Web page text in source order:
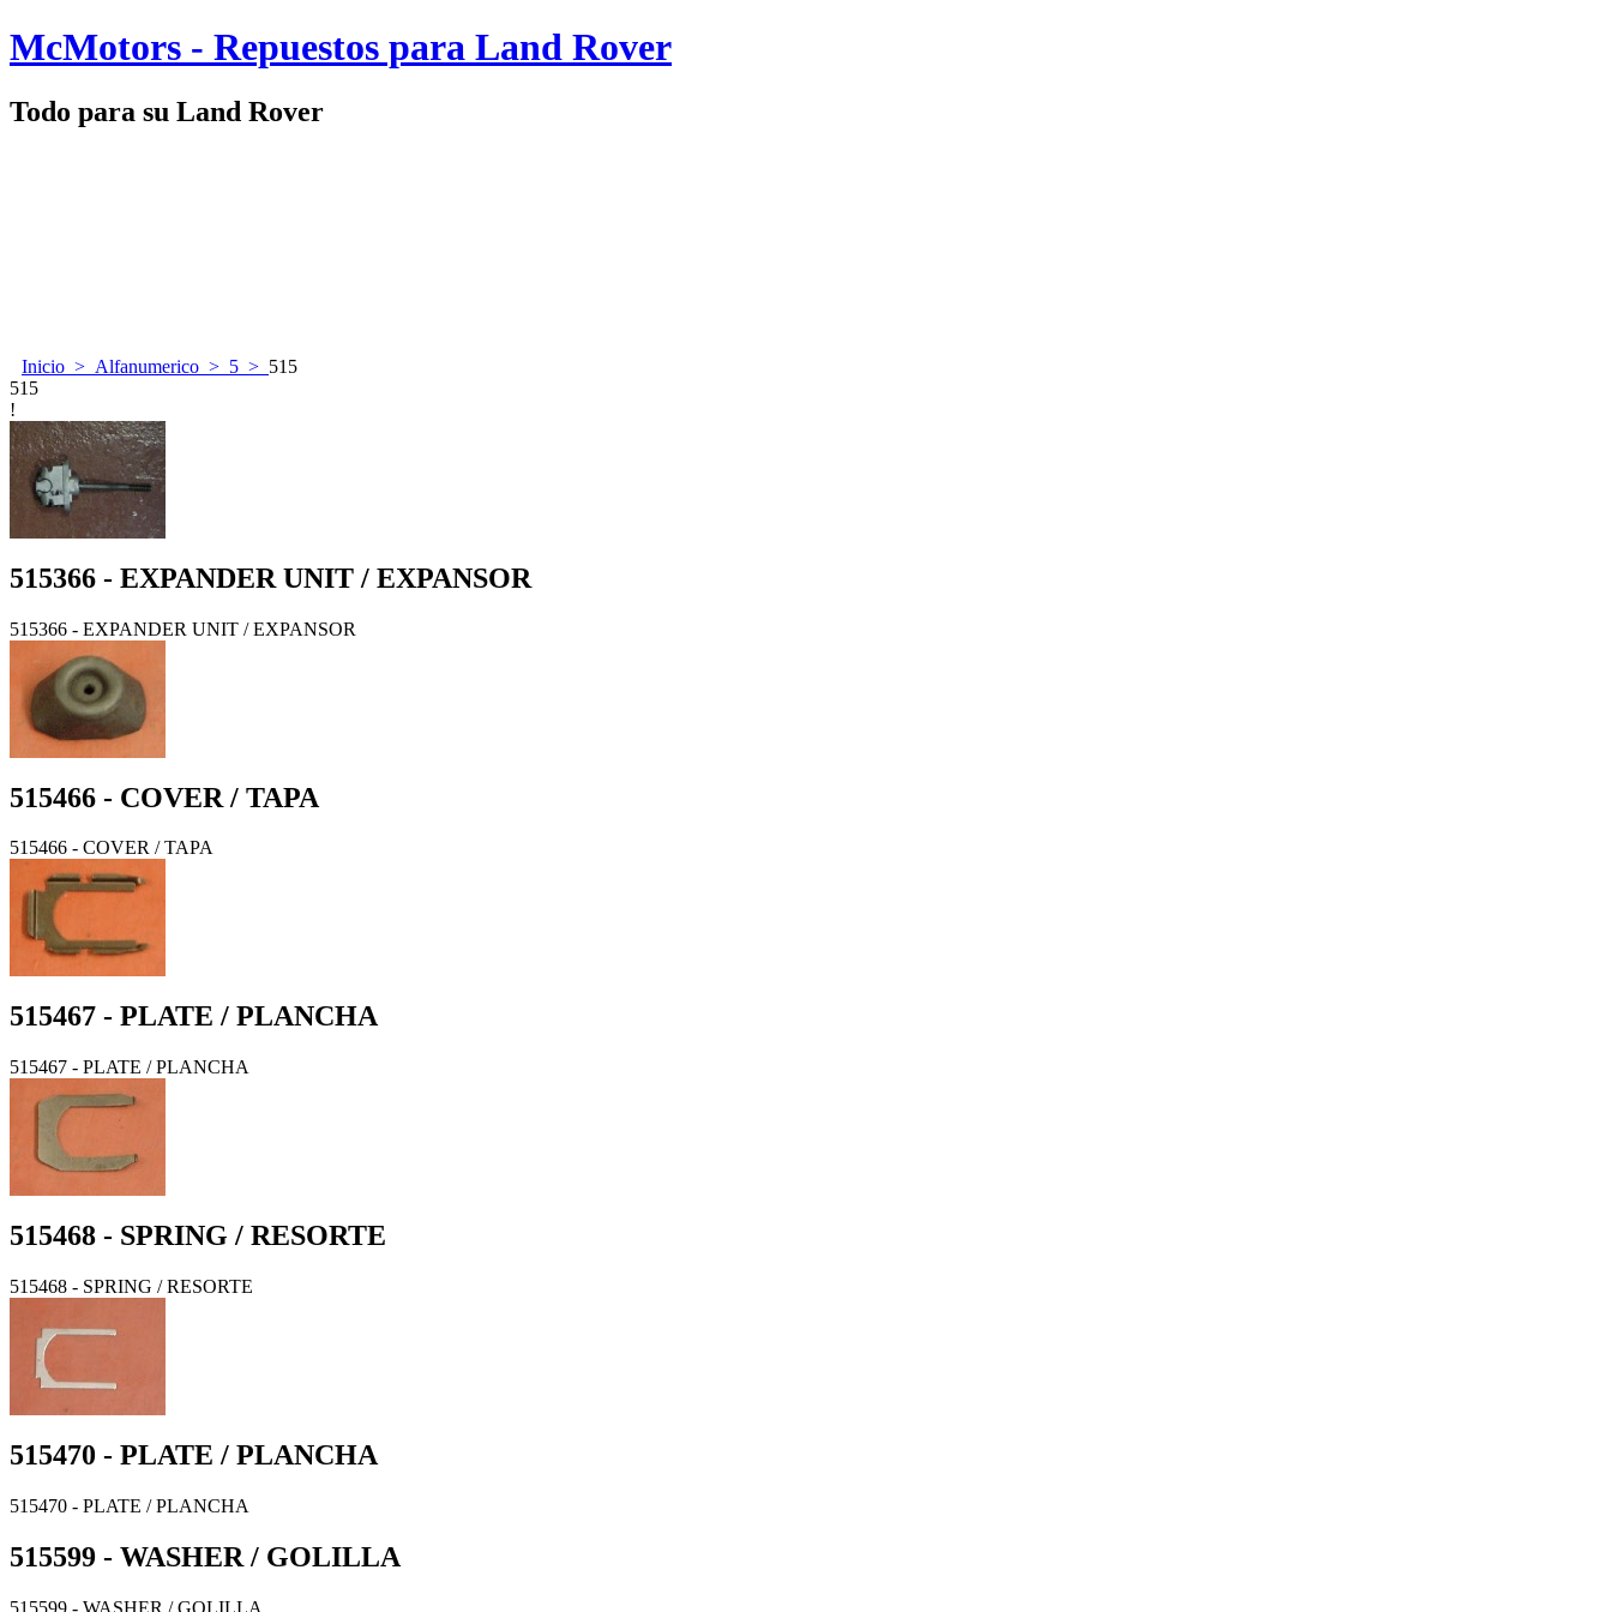
McMotors - Repuestos para Land Rover
Todo para su Land Rover
Inicio > Alfanumerico > 5 > 515
515
!
515366 - EXPANDER UNIT / EXPANSOR
515366 - EXPANDER UNIT / EXPANSOR
515466 - COVER / TAPA
515466 - COVER / TAPA
515467 - PLATE / PLANCHA
515467 - PLATE / PLANCHA
515468 - SPRING / RESORTE
515468 - SPRING / RESORTE
515470 - PLATE / PLANCHA
515470 - PLATE / PLANCHA
515599 - WASHER / GOLILLA
515599 - WASHER / GOLILLA